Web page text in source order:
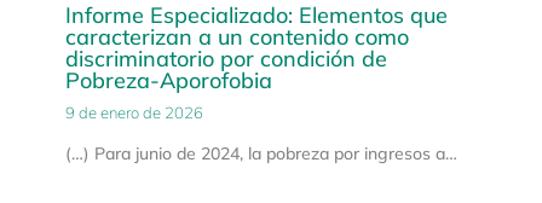
Informe Especializado: Elementos que
caracterizan a un contenido como
discriminatorio por condición de
Pobreza-Aporofobia
9 de enero de 2026
(…) Para junio de 2024, la pobreza por ingresos a…